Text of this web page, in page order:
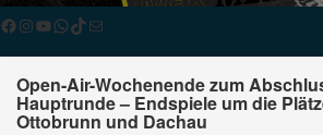
Facebook
Instagram
YouTube
WhatsApp
TikTok
E-Mail
Open-Air-Wochenende zum
Hauptrunde – Endspiele um die
Ottobrunn und Dachau